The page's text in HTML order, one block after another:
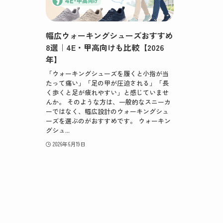
幅広ウォーキングシューズおすすめ
8選｜4E・甲高向けも比較【2026
年】
「ウォーキングシューズを履くと小指が当
たって痛い」「足の甲が圧迫される」「長
く歩くと足が疲れやすい」と感じていませ
んか。 そのような方は、一般的なスニーカ
ーではなく、幅広設計のウォーキングシュ
ーズを選ぶのがおすすめです。 ウォーキン
グシュ...
2026年6月19日